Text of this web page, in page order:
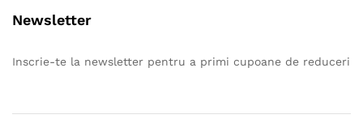
Newsletter
Inscrie-te la newsletter pentru a primi cupoane de reduceri